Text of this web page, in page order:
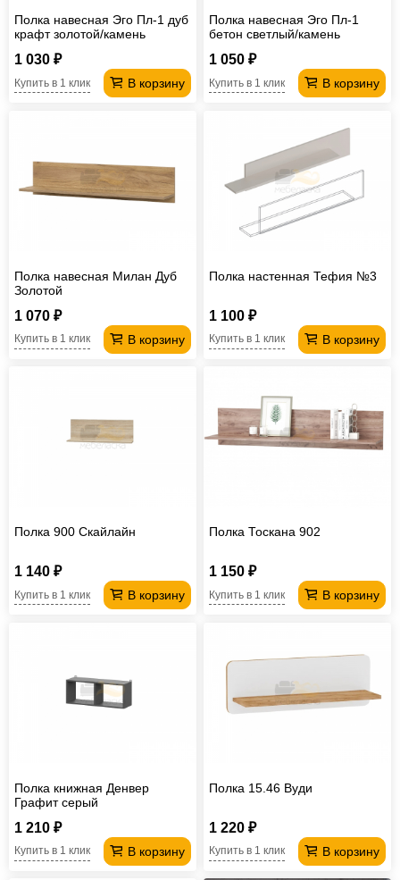
Полка навесная Эго Пл-1 дуб
крафт золотой/камень
1 030 ₽
В корзину
Купить в 1 клик
Полка навесная Эго Пл-1
бетон светлый/камень
1 050 ₽
В корзину
Купить в 1 клик
Полка навесная Милан Дуб
Золотой
1 070 ₽
В корзину
Купить в 1 клик
Полка настенная Тефия №3
1 100 ₽
В корзину
Купить в 1 клик
Полка 900 Скайлайн
1 140 ₽
В корзину
Купить в 1 клик
Полка Тоскана 902
1 150 ₽
В корзину
Купить в 1 клик
Полка книжная Денвер
Графит серый
1 210 ₽
В корзину
Купить в 1 клик
Полка 15.46 Вуди
1 220 ₽
В корзину
Купить в 1 клик